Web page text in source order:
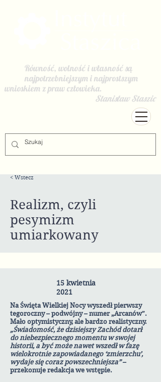
Równość, wolność i własność są
najpotrzebniejszym i najprostszym
wnioskiem z praw człowieka.
Stanisław Staszic
< Wstecz
Realizm, czyli
pesymizm
umiarkowany
15 kwietnia
2021
Na Święta Wielkiej Nocy wyszedł pierwszy
tegoroczny – podwójny – numer „Arcanów”.
Mało optymistyczny, ale bardzo realistyczny.
„Świadomość, że dzisiejszy Zachód dotarł
do niebezpiecznego momentu w swojej
historii, a być może nawet wszedł w fazę
wielokrotnie zapowiadanego ‘zmierzchu’,
wydaje się coraz powszechniejsza”–
przekonuje redakcja we wstępie.